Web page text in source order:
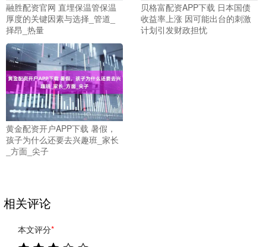
融胜配资官网 直埋保温管保温
厚度的关键因素与选择_管道_
择昂_热量
贝格富配资APP下载 日本国债
收益率上涨 因可能出台的刺激
计划引发财政担忧
黄金配资开户APP下载 暑假，
孩子为什么还要去兴趣班_家长
_方面_尖子
相关评论
本文评分*